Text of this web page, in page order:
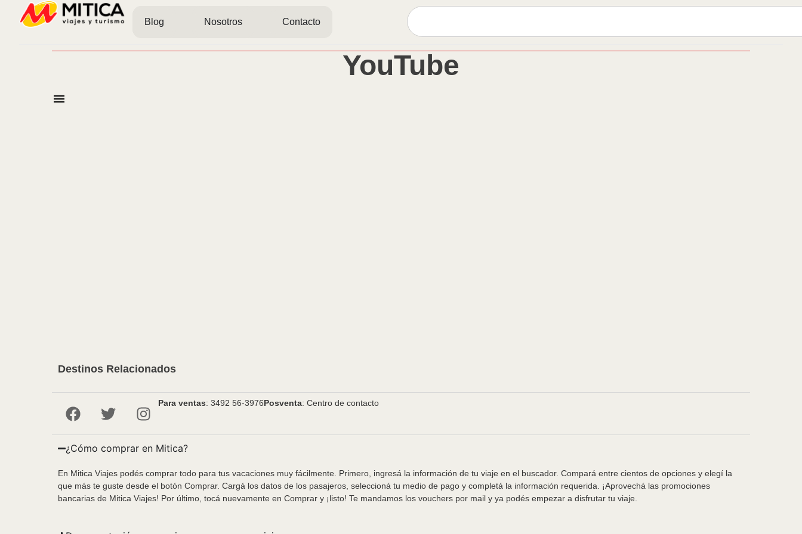
Blog Nosotros Contacto
YouTube
Destinos Relacionados
Para ventas: 3492 56-3976Posventa: Centro de contacto
¿Cómo comprar en Mitica?
En Mitica Viajes podés comprar todo para tus vacaciones muy fácilmente. Primero, ingresá la información de tu viaje en el buscador. Compará entre cientos de opciones y elegí la
que más te guste desde el botón Comprar. Cargá los datos de los pasajeros, seleccioná tu medio de pago y completá la información requerida. ¡Aprovechá las promociones
bancarias de Mitica Viajes! Por último, tocá nuevamente en Comprar y ¡listo! Te mandamos los vouchers por mail y ya podés empezar a disfrutar tu viaje.